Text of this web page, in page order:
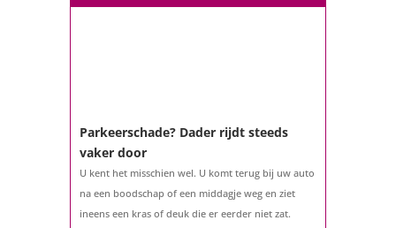
Parkeerschade? Dader rijdt steeds
vaker door
U kent het misschien wel. U komt terug bij uw auto
na een boodschap of een middagje weg en ziet
ineens een kras of deuk die er eerder niet zat.